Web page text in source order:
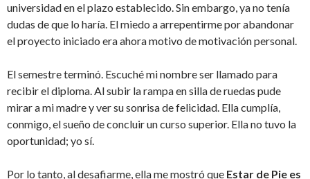
universidad en el plazo establecido. Sin embargo, ya no tenía
dudas de que lo haría. El miedo a arrepentirme por abandonar
el proyecto iniciado era ahora motivo de motivación personal.
El semestre terminó. Escuché mi nombre ser llamado para
recibir el diploma. Al subir la rampa en silla de ruedas pude
mirar a mi madre y ver su sonrisa de felicidad. Ella cumplía,
conmigo, el sueño de concluir un curso superior. Ella no tuvo la
oportunidad; yo sí.
Por lo tanto, al desafiarme, ella me mostró que Estar de Pie es